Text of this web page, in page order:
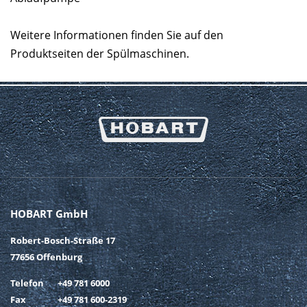
Weitere Informationen finden Sie auf den
Produktseiten der Spülmaschinen.
HOBART GmbH
Robert-Bosch-Straße 17
77656 Offenburg
Telefon
+49 781 6000
Fax
+49 781 600-2319